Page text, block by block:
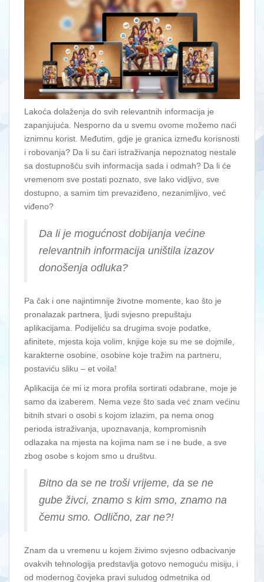
Lakoća dolaženja do svih relevantnih informacija je
zapanjujuća. Nesporno da u svemu ovome možemo naći
iznimnu korist. Međutim, gdje je granica između korisnosti
i robovanja? Da li su čari istraživanja nepoznatog nestale
sa dostupnošću svih informacija sada i odmah? Da li će
vremenom sve postati poznato, sve lako vidljivo, sve
dostupno, a samim tim prevaziđeno, nezanimljivo, već
viđeno?
Da li je mogućnost dobijanja većine
relevantnih informacija uništila izazov
donošenja odluka?
Pa čak i one najintimnije životne momente, kao što je
pronalazak partnera, ljudi svjesno prepuštaju
aplikacijama. Podijeliću sa drugima svoje podatke,
afinitete, mjesta koja volim, knjige koje su me se dojmile,
karakterne osobine, osobine koje tražim na partneru,
postaviću sliku – et voila!
Aplikacija će mi iz mora profila sortirati odabrane, moje je
samo da izaberem. Nema veze što sada već znam većinu
bitnih stvari o osobi s kojom izlazim, pa nema onog
perioda istraživanja, upoznavanja, kompromisnih
odlazaka na mjesta na kojima nam se i ne bude, a sve
zbog osobe s kojom smo u društvu.
Bitno da se ne troši vrijeme, da se ne
gube živci, znamo s kim smo, znamo na
čemu smo. Odlično, zar ne?!
Znam da u vremenu u kojem živimo svjesno odbacivanje
ovakvih tehnologija predstavlja gotovo nemoguću misiju, i
od modernog čovjeka pravi suludog odmetnika od